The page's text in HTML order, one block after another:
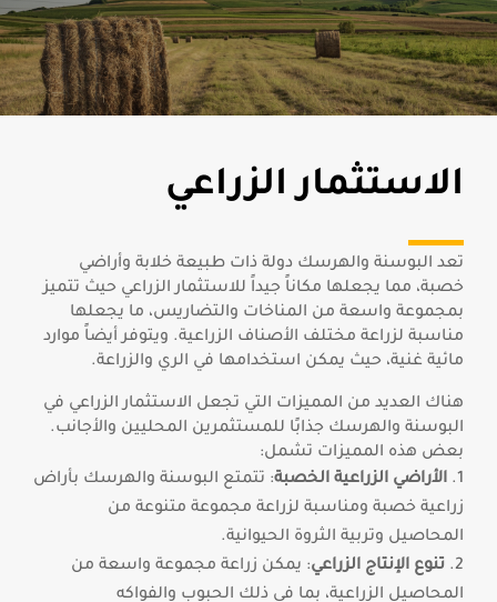
الاستثمار الزراعي
تعد البوسنة والهرسك دولة ذات طبيعة خلابة وأراضي
خصبة، مما يجعلها مكاناً جيداً للاستثمار الزراعي حيث تتميز
بمجموعة واسعة من المناخات والتضاريس، ما يجعلها
مناسبة لزراعة مختلف الأصناف الزراعية. ويتوفر أيضاً موارد
مائية غنية، حيث يمكن استخدامها في الري والزراعة.
هناك العديد من المميزات التي تجعل الاستثمار الزراعي في
البوسنة والهرسك جذابًا للمستثمرين المحليين والأجانب.
بعض هذه المميزات تشمل:
الأراضي الزراعية الخصبة: تتمتع البوسنة والهرسك بأراض
زراعية خصبة ومناسبة لزراعة مجموعة متنوعة من
المحاصيل وتربية الثروة الحيوانية.
تنوع الإنتاج الزراعي: يمكن زراعة مجموعة واسعة من
المحاصيل الزراعية، بما في ذلك الحبوب والفواكه